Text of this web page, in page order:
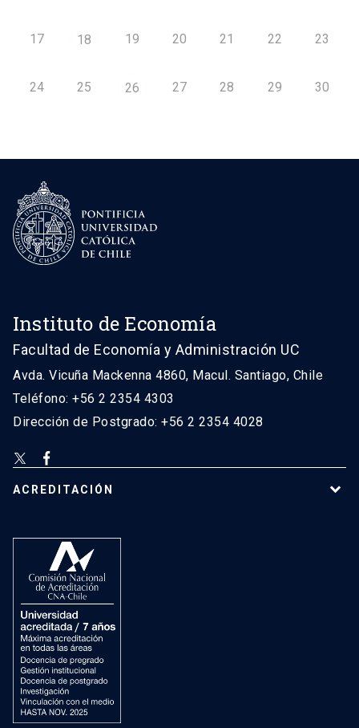
17 18 19 20 21 22 23
24 25 26 27 28 29 30
Instituto de Economía
Facultad de Economía y Administración UC
Avda. Vicuña Mackenna 4860, Macul. Santiago, Chile
Teléfono: +56 2 2354 4303
Dirección de Postgrado: +56 2 2354 4028
ACREDITACIÓN